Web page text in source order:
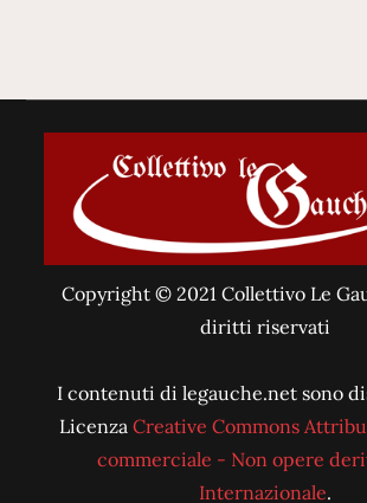
Copyright © 2021 Collettivo Le
diritti riservati
I contenuti di legauche.net sono
Licenza Creative Commons
commerciale - Non opere
Internazionale.